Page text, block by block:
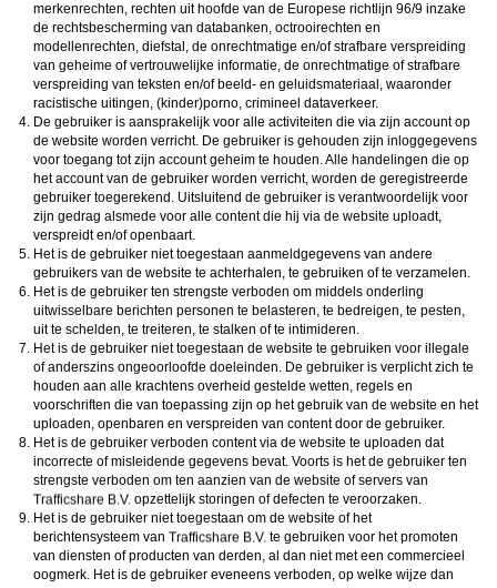
merkenrechten, rechten uit hoofde van de Europese richtlijn 96/9 inzake
de rechtsbescherming van databanken, octrooirechten en
modellenrechten, diefstal, de onrechtmatige en/of strafbare verspreiding
van geheime of vertrouwelijke informatie, de onrechtmatige of strafbare
verspreiding van teksten en/of beeld- en geluidsmateriaal, waaronder
racistische uitingen, (kinder)porno, crimineel dataverkeer.
De gebruiker is aansprakelijk voor alle activiteiten die via zijn account op
de website worden verricht. De gebruiker is gehouden zijn inloggegevens
voor toegang tot zijn account geheim te houden. Alle handelingen die op
het account van de gebruiker worden verricht, worden de geregistreerde
gebruiker toegerekend. Uitsluitend de gebruiker is verantwoordelijk voor
zijn gedrag alsmede voor alle content die hij via de website uploadt,
verspreidt en/of openbaart.
Het is de gebruiker niet toegestaan aanmeldgegevens van andere
gebruikers van de website te achterhalen, te gebruiken of te verzamelen.
Het is de gebruiker ten strengste verboden om middels onderling
uitwisselbare berichten personen te belasteren, te bedreigen, te pesten,
uit te schelden, te treiteren, te stalken of te intimideren.
Het is de gebruiker niet toegestaan de website te gebruiken voor illegale
of anderszins ongeoorloofde doeleinden. De gebruiker is verplicht zich te
houden aan alle krachtens overheid gestelde wetten, regels en
voorschriften die van toepassing zijn op het gebruik van de website en het
uploaden, openbaren en verspreiden van content door de gebruiker.
Het is de gebruiker verboden content via de website te uploaden dat
incorrecte of misleidende gegevens bevat. Voorts is het de gebruiker ten
strengste verboden om ten aanzien van de website of servers van
opzettelijk storingen of defecten te veroorzaken.
Het is de gebruiker niet toegestaan om de website of het
berichtensysteem van
te gebruiken voor het promoten
van diensten of producten van derden, al dan niet met een commercieel
oogmerk. Het is de gebruiker eveneens verboden, op welke wijze dan